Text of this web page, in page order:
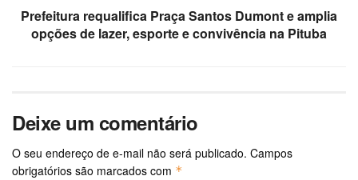
Prefeitura requalifica Praça Santos Dumont e amplia
opções de lazer, esporte e convivência na Pituba
Deixe um comentário
O seu endereço de e-mail não será publicado. Campos
obrigatórios são marcados com *